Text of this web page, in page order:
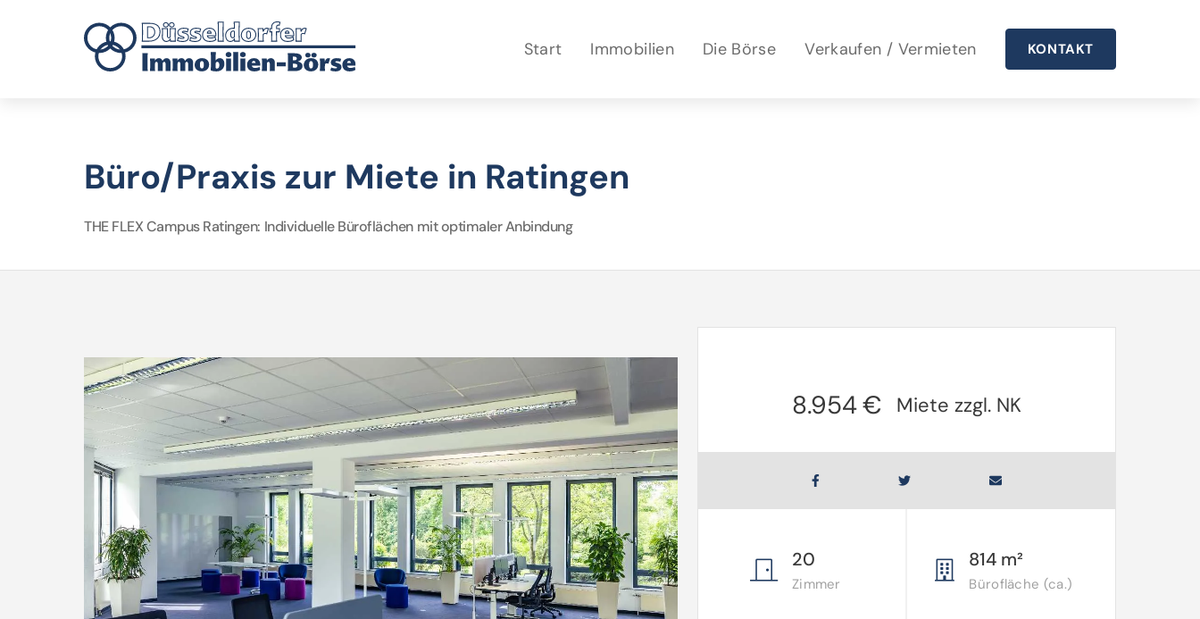
Start Immobilien Die Börse Verkaufen / Vermieten KONTAKT
Büro/Praxis zur Miete in Ratingen
THE FLEX Campus Ratingen: Individuelle Büroflächen mit optimaler Anbindung
8.954 € Miete zzgl. NK
20
Zimmer
814 m²
Bürofläche (ca.)